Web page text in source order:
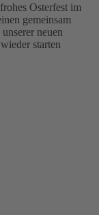
Osterfest im
gemeinsam
neuen
starten